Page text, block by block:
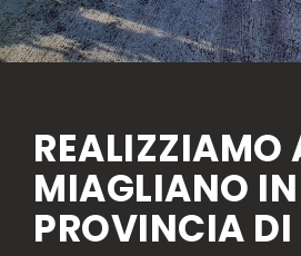
REALIZZIAMO
MIAGLIANO IN
PROVINCIA DI